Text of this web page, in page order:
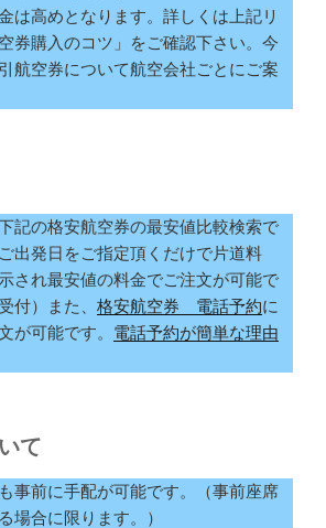
は高めとなります。詳しくは上記リ
券購入のコツ」をご確認下さい。今
航空券について航空会社ごとにご案
記の格安航空券の最安値比較検索で
出発日をご指定頂くだけで片道料
され最安値の料金でご注文が可能で
付）また、 格安航空券 電話予約に
が可能です。 電話予約が簡単な理由
て
事前に手配が可能です。（事前座席
場合に限ります。）